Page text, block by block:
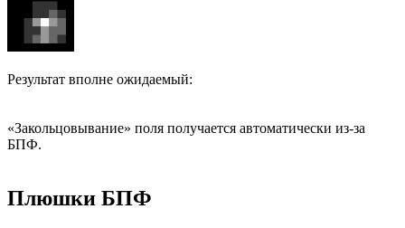
Результат вполне ожидаемый:
«Закольцовывание» поля получается автоматически из-за
БПФ.
Плюшки БПФ